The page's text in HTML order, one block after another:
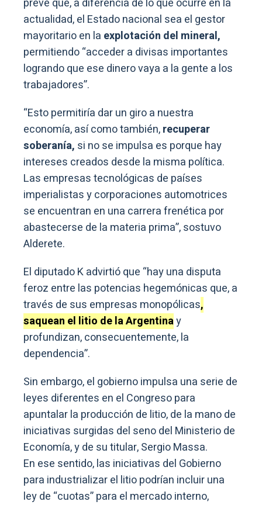
actualidad, el Estado nacional sea el gestor
mayoritario en la explotación del mineral,
permitiendo “acceder a divisas importantes
logrando que ese dinero vaya a la gente a los
trabajadores”.
“Esto permitiría dar un giro a nuestra
economía, así como también,recuperar
soberanía, si no se impulsa es porque hay
intereses creados desde la misma política.
Las empresas tecnológicas de países
imperialistas y corporaciones automotrices
se encuentran en una carrera frenética por
abastecerse de la materia prima”, sostuvo
Alderete.
El diputado K advirtió que “hay una disputa
feroz entre las potencias hegemónicas que, a
través de sus empresas monopólicas,
saquean el litio de la Argentinay
profundizan, consecuentemente, la
dependencia”.
Sin embargo, el gobierno impulsa una serie de
leyes diferentes en el Congreso para
apuntalar la producción de litio, de la mano de
iniciativas surgidas del seno del Ministerio de
Economía, y de su titular, Sergio Massa.
En ese sentido, las iniciativas del Gobierno
para industrializar el litio podrían incluir una
ley de “cuotas” para el mercado interno,